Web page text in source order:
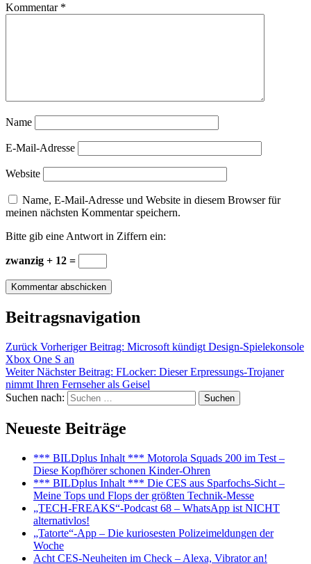
Kommentar *
Name
E-Mail-Adresse
Website
Name, E-Mail-Adresse und Website in diesem Browser für
meinen nächsten Kommentar speichern.
Bitte gib eine Antwort in Ziffern ein:
zwanzig + 12 =
Beitragsnavigation
Zurück Vorheriger Beitrag: Microsoft kündigt Design-Spielekonsole
Xbox One S an
Weiter Nächster Beitrag: FLocker: Dieser Erpressungs-Trojaner
nimmt Ihren Fernseher als Geisel
Suchen nach:
Suchen
Neueste Beiträge
*** BILDplus Inhalt *** Motorola Squads 200 im Test –
Diese Kopfhörer schonen Kinder-Ohren
*** BILDplus Inhalt *** Die CES aus Sparfochs-Sicht –
Meine Tops und Flops der größten Technik-Messe
„TECH-FREAKS“-Podcast 68 – WhatsApp ist NICHT
alternativlos!
„Tatorte“-App – Die kuriosesten Polizeimeldungen der
Woche
Acht CES-Neuheiten im Check – Alexa, Vibrator an!